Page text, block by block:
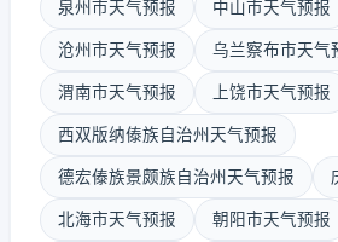
泉州市天气预报 中山市天气预报
沧州市天气预报 乌兰察布市天气
渭南市天气预报 上饶市天气预报
西双版纳傣族自治州天气预报
德宏傣族景颇族自治州天气预报
北海市天气预报 朝阳市天气预报